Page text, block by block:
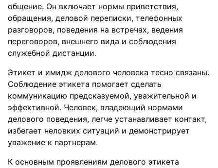
общение. Он включает нормы приветствия,
обращения, деловой переписки, телефонных
разговоров, поведения на встречах, ведения
переговоров, внешнего вида и соблюдения
служебной дистанции.
Этикет и имидж делового человека тесно связаны.
Соблюдение этикета помогает сделать
коммуникацию предсказуемой, уважительной и
эффективной. Человек, владеющий нормами
делового поведения, легче устанавливает контакт,
избегает неловких ситуаций и демонстрирует
уважение к партнерам.
К основным проявлениям делового этикета